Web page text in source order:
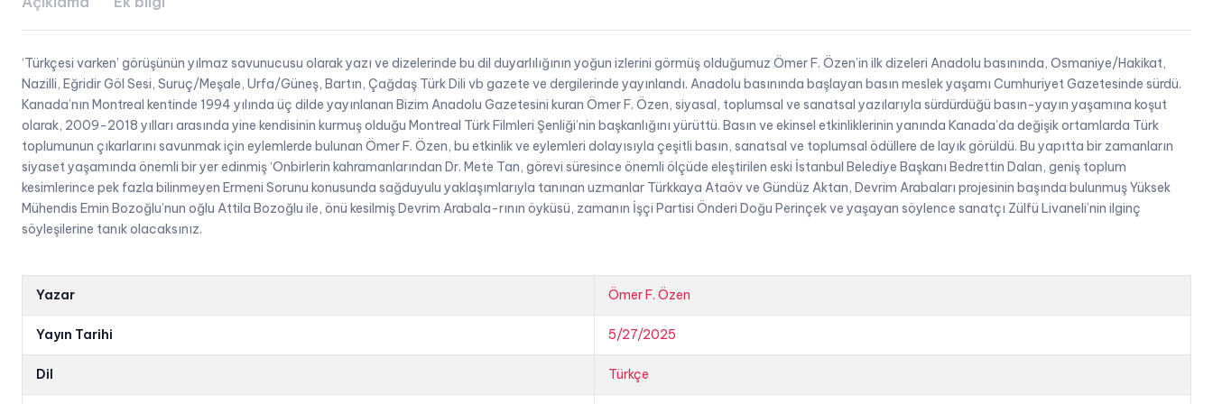
‘Türkçesi varken’ görüşünün yılmaz savunucusu olarak yazı ve dizelerinde bu dil duyarlılığının yoğun izlerini görmüş olduğumuz Ömer F. Özen’in ilk dizeleri Anadolu basınında, Osmaniye/Hakikat,
Nazilli, Eğridir Göl Sesi, Suruç/Meşale, Urfa/Güneş, Bartın, Çağdaş Türk Dili vb gazete ve dergilerinde yayınlandı. Anadolu basınında başlayan basın meslek yaşamı Cumhuriyet Gazetesinde sürdü.
Kanada’nın Montreal kentinde 1994 yılında üç dilde yayınlanan Bizim Anadolu Gazetesini kuran Ömer F. Özen, siyasal, toplumsal ve sanatsal yazılarıyla sürdürdüğü basın-yayın yaşamına koşut
olarak, 2009-2018 yılları arasında yine kendisinin kurmuş olduğu Montreal Türk Filmleri Şenliği’nin başkanlığını yürüttü. Basın ve ekinsel etkinliklerinin yanında Kanada’da değişik ortamlarda Türk
toplumunun çıkarlarını savunmak için eylemlerde bulunan Ömer F. Özen, bu etkinlik ve eylemleri dolayısıyla çeşitli basın, sanatsal ve toplumsal ödüllere de layık görüldü. Bu yapıtta bir zamanların
siyaset yaşamında önemli bir yer edinmiş ‘Onbirlerin kahramanlarından Dr. Mete Tan, görevi süresince önemli ölçüde eleştirilen eski İstanbul Belediye Başkanı Bedrettin Dalan, geniş toplum
kesimlerince pek fazla bilinmeyen Ermeni Sorunu konusunda sağduyulu yaklaşımlarıyla tanınan uzmanlar Türkkaya Ataöv ve Gündüz Aktan, Devrim Arabaları projesinin başında bulunmuş Yüksek
Mühendis Emin Bozoğlu’nun oğlu Attila Bozoğlu ile, önü kesilmiş Devrim Arabala-rının öyküsü, zamanın İşçi Partisi Önderi Doğu Perinçek ve yaşayan söylence sanatçı Zülfü Livaneli’nin ilginç
söyleşilerine tanık olacaksınız.
Yazar Ömer F. Özen
Yayın Tarihi 5/27/2025
Dil Türkçe